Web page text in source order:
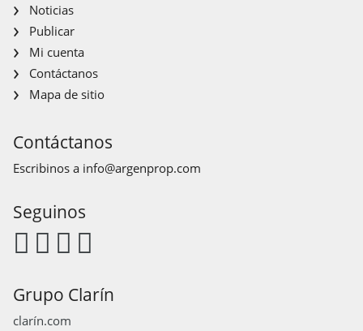
Noticias
Publicar
Mi cuenta
Contáctanos
Mapa de sitio
Contáctanos
Escribinos a info@argenprop.com
Seguinos
Grupo Clarín
clarín.com